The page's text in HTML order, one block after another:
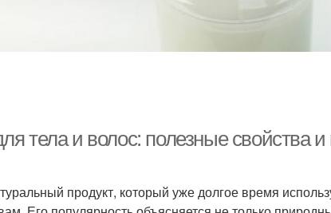
тела и волос: полезные свойства
продукт, который уже долгое время